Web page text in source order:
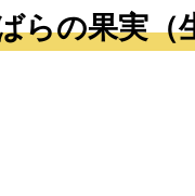
らの果実（